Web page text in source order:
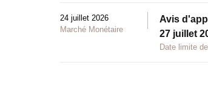
24 juillet 2026
Marché Monétaire
Avis
27 juillet
Date limite